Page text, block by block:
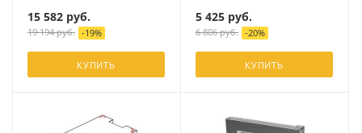
15 582 руб.
19 194руб. -19%
КУПИТЬ
5 425 руб.
6 806руб. -20%
КУПИТЬ